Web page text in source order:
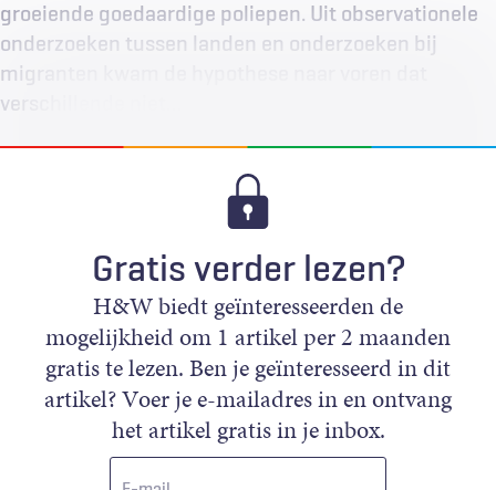
groeiende goedaardige poliepen. Uit observationele
onderzoeken tussen landen en onderzoeken bij
migranten kwam de hypothese naar voren dat
verschillende niet…
Gratis verder lezen?
H&W biedt geïnteresseerden de
mogelijkheid om 1 artikel per 2 maanden
gratis te lezen. Ben je geïnteresseerd in dit
artikel? Voer je e-mailadres in en ontvang
het artikel gratis in je inbox.